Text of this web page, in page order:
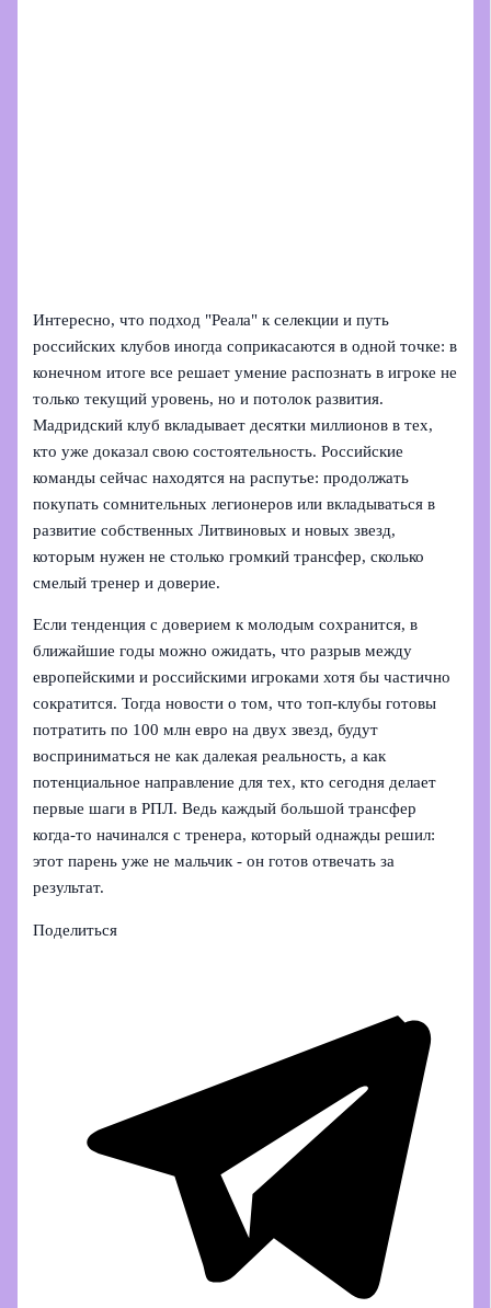
Интересно, что подход "Реала" к селекции и путь
российских клубов иногда соприкасаются в одной точке: в
конечном итоге все решает умение распознать в игроке не
только текущий уровень, но и потолок развития.
Мадридский клуб вкладывает десятки миллионов в тех,
кто уже доказал свою состоятельность. Российские
команды сейчас находятся на распутье: продолжать
покупать сомнительных легионеров или вкладываться в
развитие собственных Литвиновых и новых звезд,
которым нужен не столько громкий трансфер, сколько
смелый тренер и доверие.
Если тенденция с доверием к молодым сохранится, в
ближайшие годы можно ожидать, что разрыв между
европейскими и российскими игроками хотя бы частично
сократится. Тогда новости о том, что топ-клубы готовы
потратить по 100 млн евро на двух звезд, будут
восприниматься не как далекая реальность, а как
потенциальное направление для тех, кто сегодня делает
первые шаги в РПЛ. Ведь каждый большой трансфер
когда-то начинался с тренера, который однажды решил:
этот парень уже не мальчик - он готов отвечать за
результат.
Поделиться